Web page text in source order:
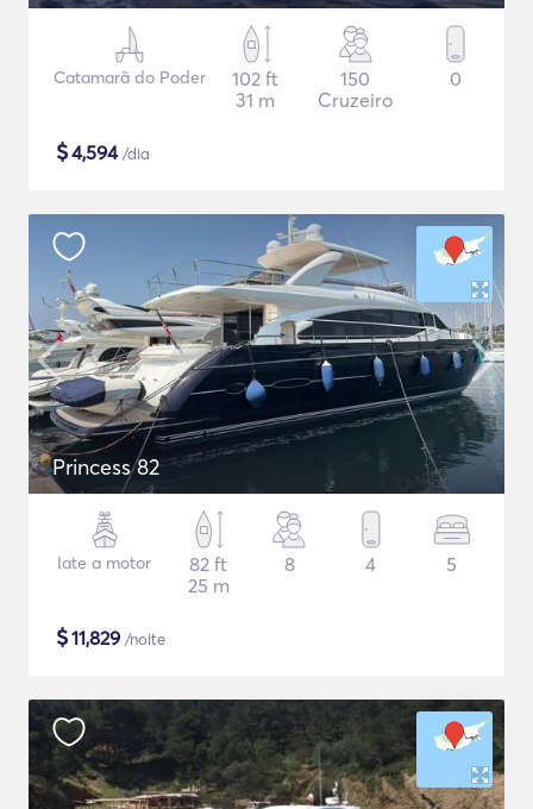
Catamarã do Poder
102 ft
31 m
150
Cruzeiro
0
$4,594/dia
Princess 82
Iate a motor
82 ft
25 m
8 4 5
$11,829 /noite